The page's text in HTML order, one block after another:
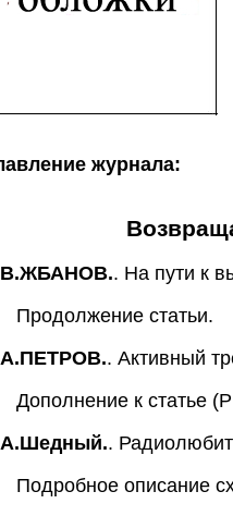
журнала:
В.ЖБАНОВ.. На пути к
Продолжение статьи.
А.ПЕТРОВ.. Активный
Дополнение к статье
А.Шедный..
Подробное описание